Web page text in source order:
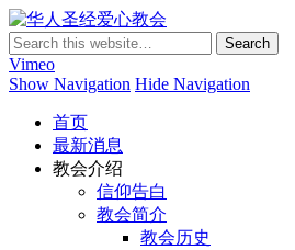
Vimeo
Show Navigation Hide Navigation
首页
最新消息
教会介绍
信仰告白
教会简介
教会历史